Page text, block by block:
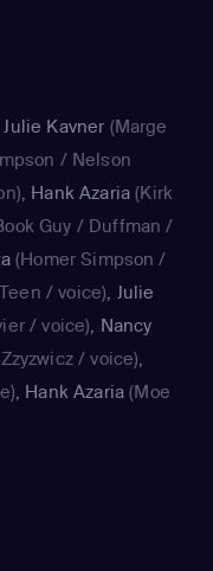
aux Emmy Awards
Julie Kavner (Marge
/ Nelson
, Hank Azaria (Kirk
Guy / Duffman /
(Homer Simpson /
/ voice), Julie
/ voice), Nancy
/ voice),
, Hank Azaria (Moe
/ Maximilian von